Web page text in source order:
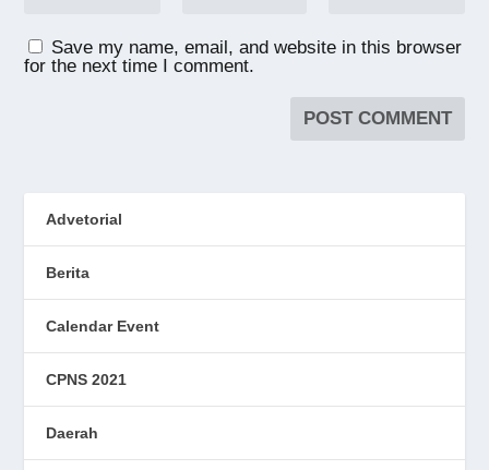
Save my name, email, and website in this browser
for the next time I comment.
Advetorial
Berita
Calendar Event
CPNS 2021
Daerah